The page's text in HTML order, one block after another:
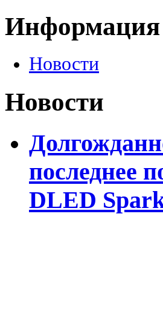
Информация
Новости
Новости
последнее
DLED